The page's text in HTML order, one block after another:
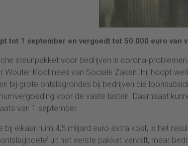
tot 1 september en vergoedt tot 50.000 euro van
steunpakket voor bedrijven in corona-
Wouter Koolmees van Sociale Zaken. Hij hoopt
bij grote ontslagrondes bij bedrijven die
voor de vaste lasten. Daarnaast
van 1 september.
bij elkaar ruim 4,5 miljard euro extra kost, is het
uit het eerste pakket vervalt, maar